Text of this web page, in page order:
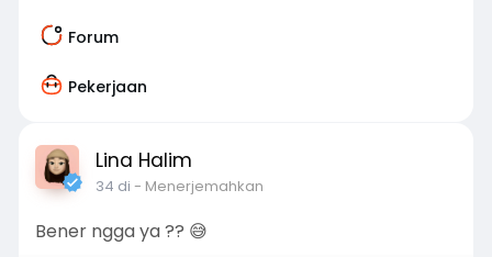
Forum
Pekerjaan
Lina Halim
34 di - Menerjemahkan
Bener ngga ya ?? 😅